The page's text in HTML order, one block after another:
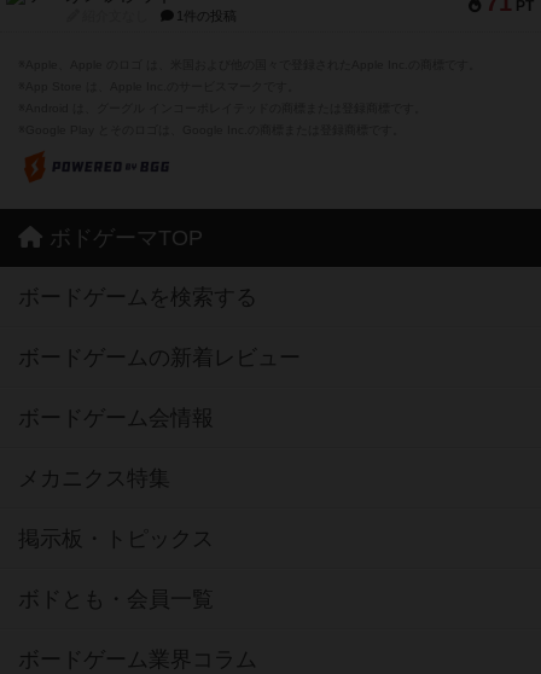
PT
1件の投稿
ボドゲーマTOP
ボードゲームを検索する
ボードゲームの新着レビュー
ボードゲーム会情報
メカニクス特集
掲示板・トピックス
ボドとも・会員一覧
ボードゲーム業界コラム